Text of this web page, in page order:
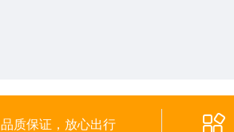
品质保证，放心出行